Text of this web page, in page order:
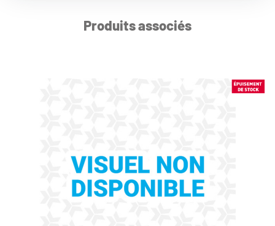
Produits associés